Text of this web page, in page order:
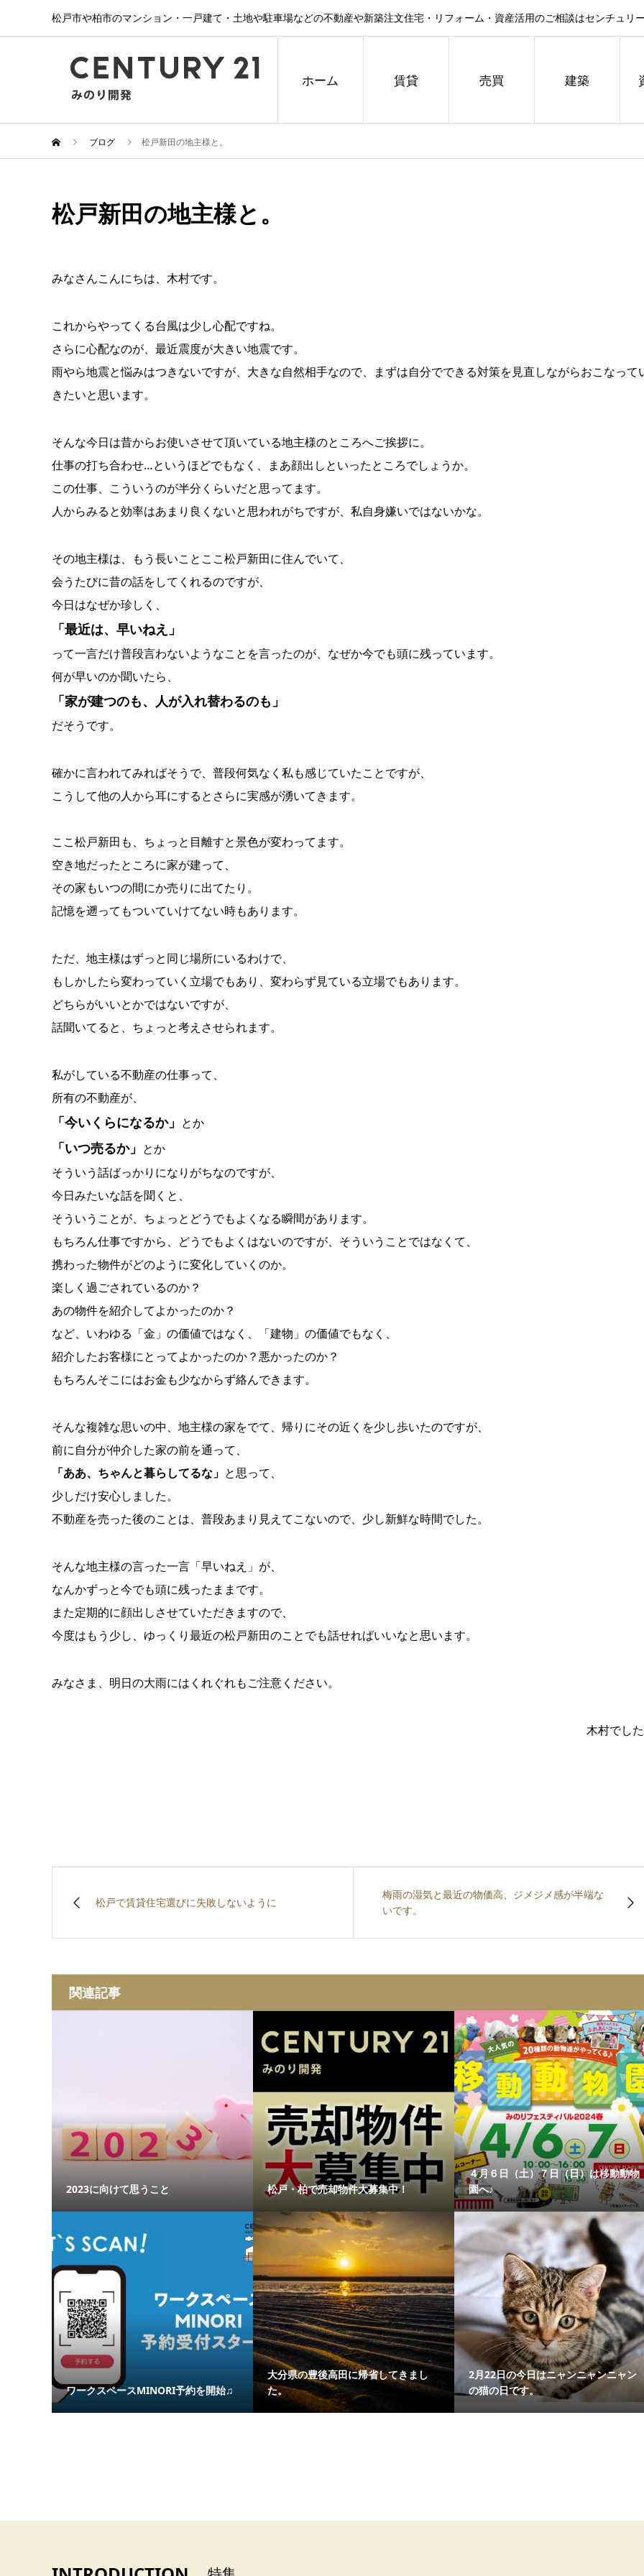
松戸市や柏市のマンション・一戸建て・土地や駐車場などの不動産や新築注文住宅・リフォーム・資産活用のご相談はセンチュリ
ホーム 賃貸 売買 建築
ブログ 松戸新田の地主様と。
松戸新田の地主様と。
みなさんこんにちは、木村です。
これからやってくる台風は少し心配ですね。
さらに心配なのが、最近震度が大きい地震です。
雨やら地震と悩みはつきないですが、大きな自然相手なので、まずは自分でできる対策を見直しながらおこなって
きたいと思います。
そんな今日は昔からお使いさせて頂いている地主様のところへご挨拶に。
仕事の打ち合わせ…というほどでもなく、
まあ顔出しといったところでしょうか。
この仕事、こういうのが半分くらいだと思ってます。
人からみると効率はあまり良くないと思われがちですが、私自身嫌いではないかな。
その地主様は、もう長いことここ松戸新田に住んでいて、
会うたびに昔の話をしてくれるのですが、
今日はなぜか珍しく、
「最近は、早いねえ」
って一言だけ普段言わないようなことを言ったのが、なぜか今でも頭に残っています。
何が早いのか聞いたら、
「家が建つのも、人が入れ替わるのも」
だそうです。
確かに言われてみればそうで、普段何気なく私も感じていたことですが、
こうして他の人から耳にするとさらに実感が湧いてきます。
ここ松戸新田も、ちょっと目離すと景色が変わってます。
空き地だったところに家が建って、
その家もいつの間にか売りに出てたり。
記憶を遡ってもついていけてない時もあります。
ただ、地主様はずっと同じ場所にいるわけで、
もしかしたら変わっていく立場でもあり、変わらず見ている立場でもあります。
どちらがいいとかではないですが、
話聞いてると、ちょっと考えさせられます。
私がしている不動産の仕事って、
所有の不動産が、
「今いくらになるか」 とか
「いつ売るか」 とか
そういう話ばっかりになりがちなのですが、
今日みたいな話を聞くと、
そういうことが、ちょっとどうでもよくなる瞬間があります。
もちろん仕事ですから、どうでもよくはないのですが、そういうことではなくて、
携わった物件がどのように変化していくのか。
楽しく過ごされているのか？
あの物件を紹介してよかったのか？
など、いわゆる「金」の価値ではなく、「建物」の価値でもなく、
紹介したお客様にとってよかったのか？悪かったのか？
もちろんそこにはお金も少なからず絡んできます。
そんな複雑な思いの中、地主様の家をでて、帰りにその近くを少し歩いたのですが、
前に自分が仲介した家の前を通って、
「ああ、ちゃんと暮らしてるな」 と思って、
少しだけ安心しました。
不動産を売った後のことは、普段あまり見えてこないので、少し新鮮な時間でした。
そんな地主様の言った一言「早いねえ」が、
なんかずっと今でも頭に残ったままです。
また定期的に顔出しさせていただきますので、
今度はもう少し、ゆっくり最近の松戸新田のことでも話せればいいなと思います。
みなさま、明日の大雨にはくれぐれもご注意ください。
木村でし
松戸で賃貸住宅選びに失敗しないように
梅雨の湿気と最近の物価高、ジメジメ感が半端な
いです。
関連記事
2023に向けて思うこと 松戸・柏で売却物件大募集中！
４月６日（土）７日（日）は移動動物
園へ♪
ワークスペースMINORI予約を開始♫
大分県の豊後高田に帰省してきまし
た。
2月22日の今日はニャンニャンニャン
の猫の日です。